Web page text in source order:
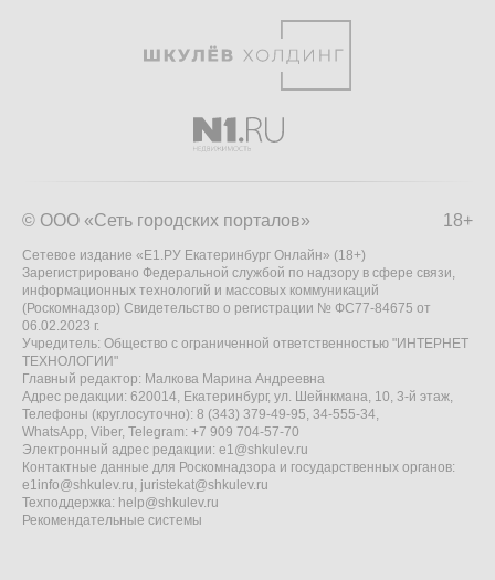
18+
© ООО «Сеть городских порталов»
Сетевое издание «Е1.РУ Екатеринбург Онлайн» (18+)
Зарегистрировано Федеральной службой по надзору в сфере связи,
информационных технологий и массовых коммуникаций
(Роскомнадзор) Свидетельство о регистрации № ФС77-84675 от
06.02.2023 г.
Учредитель: Общество с ограниченной ответственностью "ИНТЕРНЕТ
ТЕХНОЛОГИИ"
Главный редактор: Малкова Марина Андреевна
Адрес редакции: 620014, Екатеринбург, ул. Шейнкмана, 10, 3-й этаж,
Телефоны (круглосуточно): 8 (343) 379-49-95, 34-555-34,
WhatsApp, Viber, Telegram: +7 909 704-57-70
Электронный адрес редакции: e1@shkulev.ru
Контактные данные для Роскомнадзора и государственных органов:
e1info@shkulev.ru, juristekat@shkulev.ru
Техподдержка: help@shkulev.ru
Рекомендательные системы